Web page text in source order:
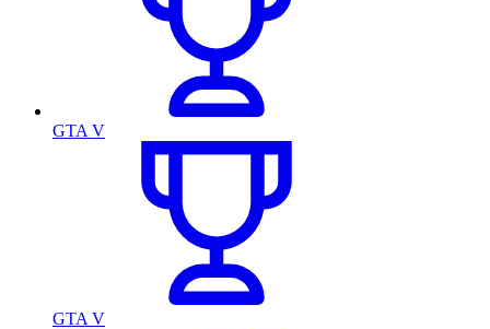
GTA V
GTA V